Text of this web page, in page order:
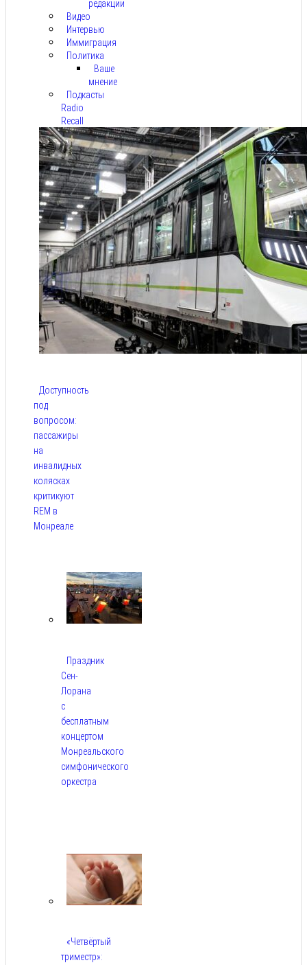
редакции
Видео
Интервью
Иммиграция
Политика
Ваше
мнение
Подкасты
Radio
Recall
Доступность
под
вопросом:
пассажиры
на
инвалидных
колясках
критикуют
REM в
Монреале
Праздник
Сен-
Лорана
с
бесплатным
концертом
Монреальского
симфонического
оркестра
«Четвёртый
триместр»: